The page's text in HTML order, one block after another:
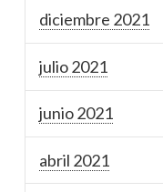
diciembre 2021
julio 2021
junio 2021
abril 2021